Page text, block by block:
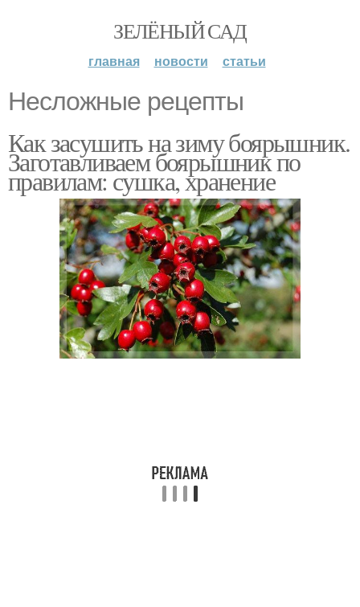
ЗЕЛЁНЫЙ САД
главная новости статьи
Несложные рецепты
Как засушить на зиму боярышник.
Заготавливаем боярышник по
правилам: сушка, хранение